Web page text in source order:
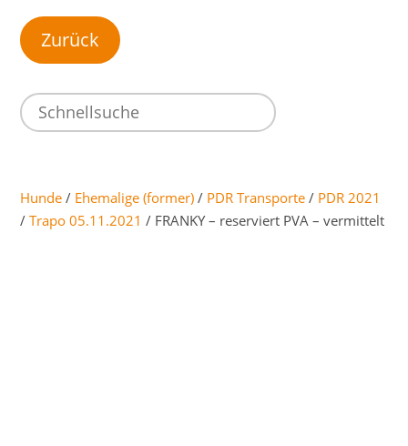
Hunde / Ehemalige (former) / PDR Transporte / PDR 2021
/Trapo 05.11.2021 / FRANKY – reserviert PVA – vermittelt